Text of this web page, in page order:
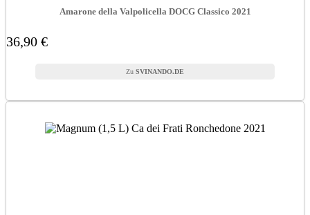
Amarone della Valpolicella DOCG Classico 2021
36,90 €
SVINANDO.DE